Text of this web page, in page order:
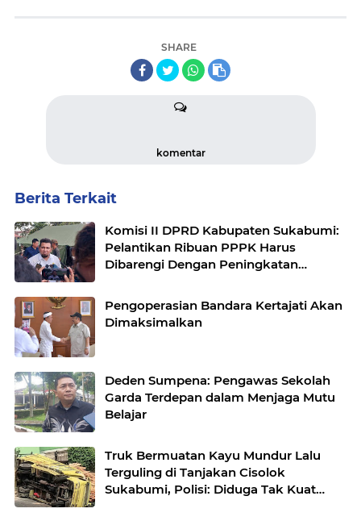
SHARE
komentar
Berita Terkait
Komisi II DPRD Kabupaten Sukabumi:
Pelantikan Ribuan PPPK Harus
Dibarengi Dengan Peningkatan
Pengoperasian Bandara Kertajati Akan
Dimaksimalkan
Deden Sumpena: Pengawas Sekolah
Garda Terdepan dalam Menjaga Mutu
Belajar
Truk Bermuatan Kayu Mundur Lalu
Terguling di Tanjakan Cisolok
Sukabumi, Polisi: Diduga Tak Kuat